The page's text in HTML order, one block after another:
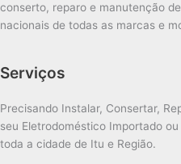
conserto, reparo e manutenção
nacionais de todas as marcas e
Serviços
Precisando Instalar, Consertar,
seu Eletrodoméstico Importado
toda a cidade de Itu e Região.